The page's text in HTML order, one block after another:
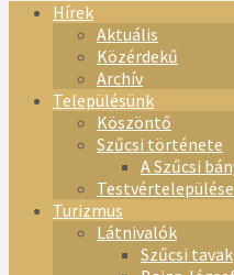
Hírek
Aktuális
Közérdekű
Archív
Településünk
Köszöntő
Szűcsi története
A Szűcsi
Turizmus
Látnivalók
Szűcsi tavak